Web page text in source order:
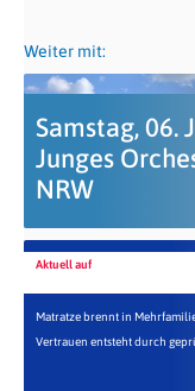
Weiter mit:
Samstag, 06.
Junges
NRW
Aktuell auf
Matratze brennt in
Vertrauen entsteht durch